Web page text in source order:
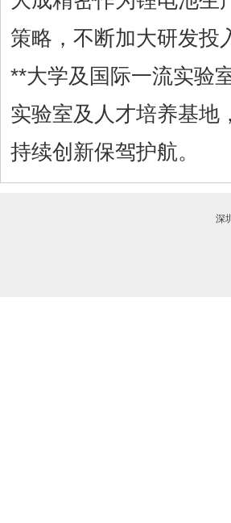
策略，不断加大研发投
**大学及国际一流实验
实验室及人才培养基地
持续创新保驾护航。
深